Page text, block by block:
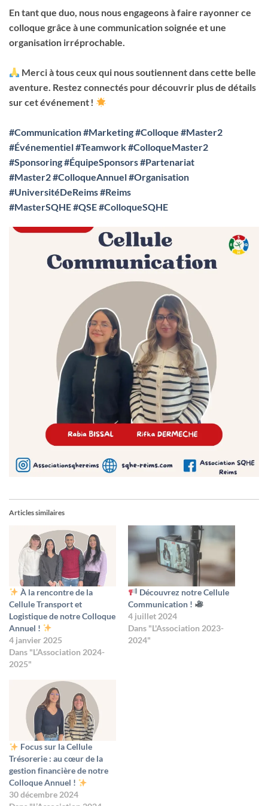
En tant que duo, nous nous engageons à faire rayonner ce
colloque grâce à une communication soignée et une
organisation irréprochable.
Merci à tous ceux qui nous soutiennent dans cette belle
aventure. Restez connectés pour découvrir plus de détails
sur cet événement !
#Communication#Marketing#Colloque #Master2
#Événementiel#Teamwork#ColloqueMaster2
#Sponsoring#ÉquipeSponsors#Partenariat
#Master2#ColloqueAnnuel#Organisation
#UniversitéDeReims#Reims
#MasterSQHE#QSE#ColloqueSQHE
Articles similaires
À la rencontre de la
Cellule Transport et
Logistique de notre Colloque
Annuel !
4 janvier 2025
Dans "L’Association 2024-
2025"
Découvrez notre Cellule
Communication !
4 juillet 2024
Dans "L'Association 2023-
2024"
Focus sur la Cellule
Trésorerie : au cœur de la
gestion financière de notre
Colloque Annuel !
30 décembre 2024